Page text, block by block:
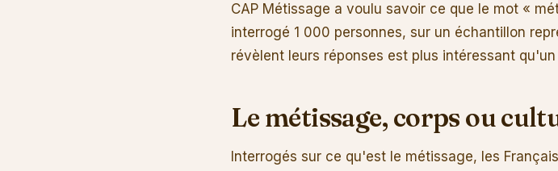
CAP Métissage a voulu savoir ce que le mot «
interrogé 1 000 personnes, sur un échantillon
révèlent leurs réponses est plus intéressant
Le métissage, corps ou
Interrogés sur ce qu'est le métissage, les